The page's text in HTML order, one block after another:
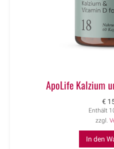
ApoLife Kalzium
€
Enthält
zzgl.
In den